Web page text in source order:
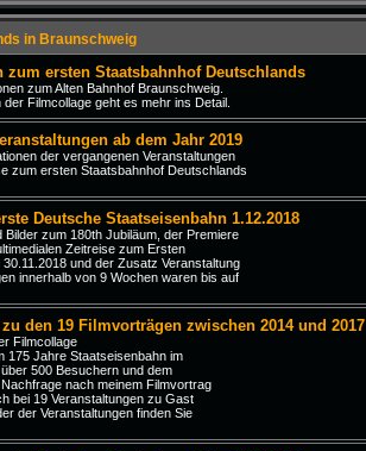
in Braunschweig
ersten Staatsbahnhof Deutschlands
zum Alten Bahnhof Braunschweig.
Filmcollage geht es mehr ins Detail.
ab dem Jahr 2019
der vergangenen Veranstaltungen
zum ersten Staatsbahnhof Deutschlands
Deutsche Staatseisenbahn 1.12.2018
Bilder zum 180th Jubiläum, der Premiere
Zeitreise zum Ersten
und der Zusatz Veranstaltung
innerhalb von 9 Wochen waren bis auf
den 19 Filmvorträgen zwischen 2014 und 2017
Filmcollage
175 Jahre Staatseisenbahn im
500 Besuchern und dem
nach meinem Filmvortrag
bei 19 Veranstaltungen zu Gast
der Veranstaltungen finden Sie